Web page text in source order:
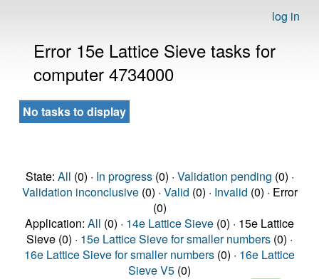
log in
Error 15e Lattice Sieve tasks for
computer 4734000
No tasks to display
State: All (0) · In progress(0) · Validation pending (0) ·
Validation inconclusive(0) · Valid (0) · Invalid (0) · Error
(0)
Application: All (0) · 14e Lattice Sieve (0) · 15e Lattice
Sieve (0) · 15e Lattice Sieve for smaller numbers (0) ·
16e Lattice Sieve for smaller numbers (0) · 16e Lattice
Sieve V5 (0)